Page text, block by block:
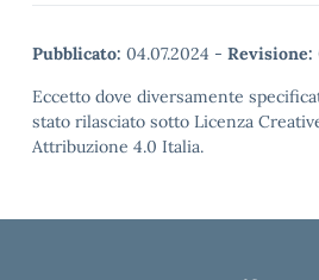
Pubblicato: 04.07.2024 - Revisione:
Eccetto dove diversamente
stato rilasciato sotto Licenza
Attribuzione 4.0 Italia.